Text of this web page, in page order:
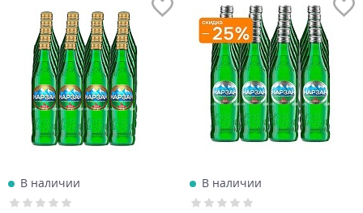
В наличии В наличии